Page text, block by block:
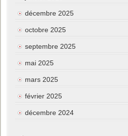
décembre 2025
octobre 2025
septembre 2025
mai 2025
mars 2025
février 2025
décembre 2024